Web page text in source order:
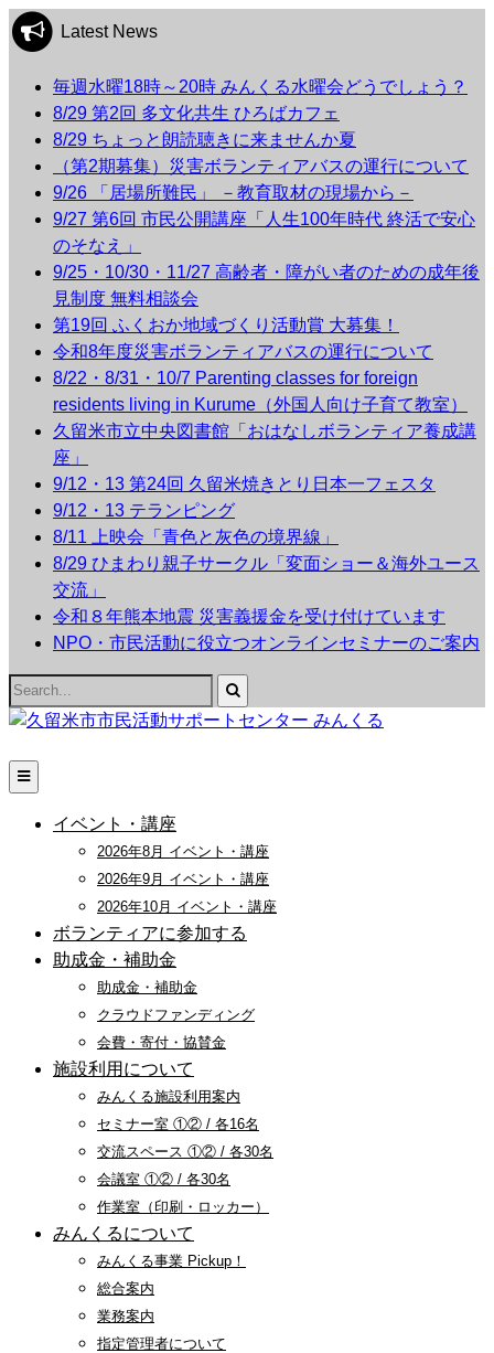
Latest News
毎週水曜18時～20時 みんくる水曜会どうでしょう？
8/29 第2回 多文化共生 ひろばカフェ
8/29 ちょっと朗読聴きに来ませんか夏
（第2期募集）災害ボランティアバスの運行について
9/26 「居場所難民」 －教育取材の現場から－
9/27 第6回 市民公開講座「人生100年時代 終活で安心
のそなえ」
9/25・10/30・11/27 高齢者・障がい者のための成年後
見制度 無料相談会
第19回 ふくおか地域づくり活動賞 大募集！
令和8年度災害ボランティアバスの運行について
8/22・8/31・10/7 Parenting classes for foreign
residents living in Kurume（外国人向け子育て教室）
久留米市立中央図書館「おはなしボランティア養成講
座」
9/12・13 第24回 久留米焼きとり日本一フェスタ
9/12・13 テランピング
8/11 上映会「青色と灰色の境界線」
8/29 ひまわり親子サークル「変面ショー＆海外ユース
交流」
令和８年熊本地震 災害義援金を受け付けています
NPO・市民活動に役立つオンラインセミナーのご案内
Search
for:
イベント・講座
2026年8月 イベント・講座
2026年9月 イベント・講座
2026年10月 イベント・講座
ボランティアに参加する
助成金・補助金
助成金・補助金
クラウドファンディング
会費・寄付・協賛金
施設利用について
みんくる施設利用案内
セミナー室 ①② / 各16名
交流スペース ①② / 各30名
会議室 ①② / 各30名
作業室（印刷・ロッカー）
みんくるについて
みんくる事業 Pickup！
総合案内
業務案内
指定管理者について